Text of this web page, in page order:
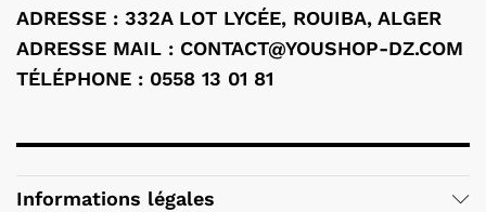
ADRESSE : 332A LOT LYCÉE, ROUIBA, ALGER
ADRESSE MAIL : CONTACT@YOUSHOP-DZ.COM
TÉLÉPHONE : 0558 13 01 81
Informations légales